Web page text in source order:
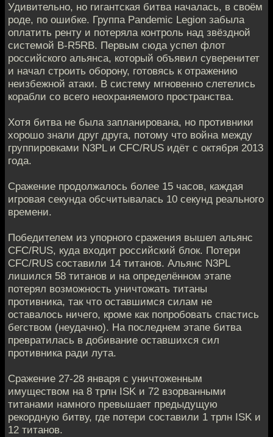
Удивительно, но гигантская битва началась, в своём
роде, по ошибке. Группа Pandemic Legion забыла
оплатить ренту и потеряла контроль над звёздной
системой B-R5RB. Первым сюда успел флот
российского альянса, который объявил суверенитет
и начал строить оборону, готовясь к отражению
неизбежной атаки. В систему мгновенно слетелись
корабли со всего неохраняемого пространства.
Хотя битва не была запланирована, но противники
хорошо знали друг друга, потому что война между
группировками N3PL и CFC/RUS идёт с октября 2013
года.
Сражение продолжалось более 15 часов, каждая
игровая секунда обсчитывалась 10 секунд реального
времени.
Победителем из упорного сражения вышел альянс
CFC/RUS, куда входит российский блок. Потери
CFC/RUS составили 14 титанов. Альянс N3PL
лишился 58 титанов и на определённом этапе
потерял возможность уничтожать титаны
противника, так что оставшимся силам не
оставалось ничего, кроме как попробовать спастись
бегством (неудачно). На последнем этапе битва
превратилась в добивание оставшихся сил
противника ради лута.
Сражение 27-28 января с уничтоженным
имуществом на 8 трлн ISK и 72 взорванными
титанами намного превышает предыдущую
рекордную битву, где потери составили 1 трлн ISK и
12 титанов.